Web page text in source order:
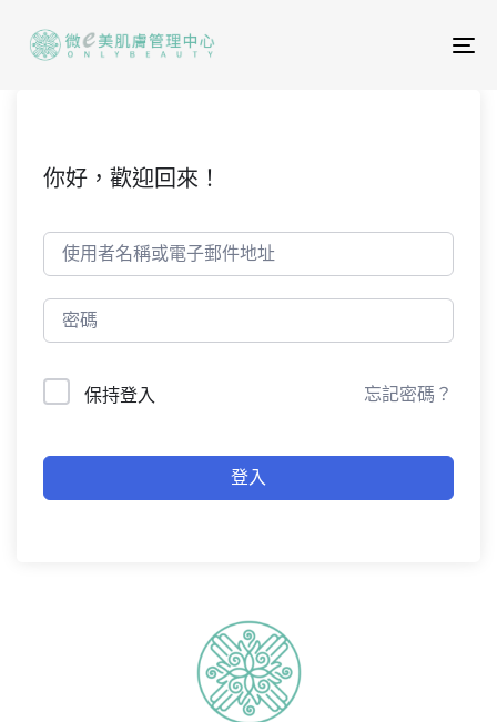
你好，歡迎回來！
保持登入 忘記密碼？
登入